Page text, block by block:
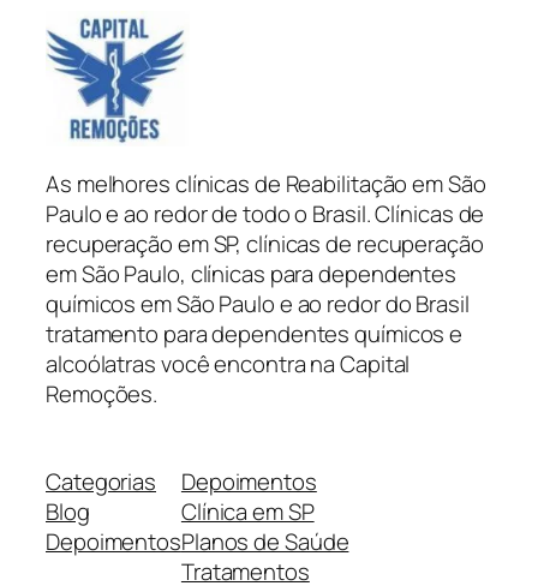
As melhores clínicas de Reabilitação em São
Paulo e ao redor de todo o Brasil. Clínicas de
recuperação em SP, clínicas de recuperação
em São Paulo, clínicas para dependentes
químicos em São Paulo e ao redor do Brasil
tratamento para dependentes químicos e
alcoólatras você encontra na Capital
Remoções.
Categorias
Blog
Depoimentos
Depoimentos
Clínica em SP
Planos de Saúde
Tratamentos